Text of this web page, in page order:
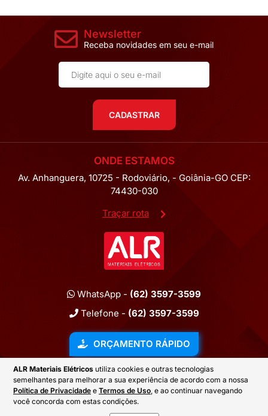
ALR Materiais Elétricos utiliza cookies e outras tecnologias
semelhantes para melhorar a sua experiência de acordo com a nossa
Política de Privacidade e Termos de Uso, e ao continuar navegando
você concorda com estas condições.
Newsletter
Receba novidades em seu e-mail
CADASTRAR
ONDE ESTAMOS
Av. Anhanguera, 10725 - Rodoviário, - Goiânia-GO CEP:
74430-030
Traçar rota
WhatsApp - (62) 3597-3599
Telefone - (62) 3597-3599
ORÇAMENTO RÁPIDO
2026 © ALR MATERIAIS ELÉTRICOS